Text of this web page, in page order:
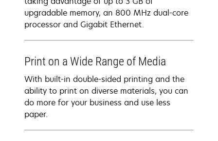
upgradable memory, an 800 MHz dual-core
processor and Gigabit Ethernet.
Print on a Wide Range of Media
With built-in double-sided printing and the
ability to print on diverse materials, you can
do more for your business and use less
paper.